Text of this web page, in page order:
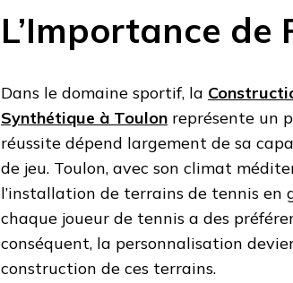
L’Importance
Dans le domaine sportif, la
Synthétique à Toulon représente un
réussite dépend largement de sa
de jeu. Toulon, avec son climat
l’installation de terrains de tennis en
chaque joueur de tennis a des
conséquent, la personnalisation
construction de ces terrains.